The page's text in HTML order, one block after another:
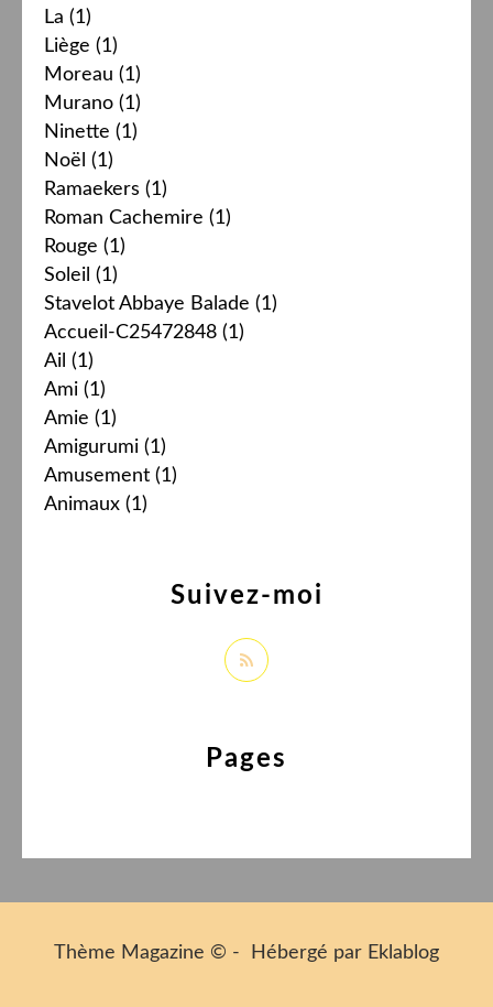
La (1)
Liège (1)
Moreau (1)
Murano (1)
Ninette (1)
Noël (1)
Ramaekers (1)
Roman Cachemire (1)
Rouge (1)
Soleil (1)
Stavelot Abbaye Balade (1)
Accueil-C25472848 (1)
Ail (1)
Ami (1)
Amie (1)
Amigurumi (1)
Amusement (1)
Animaux (1)
Pages
Suivez-moi
Thème Magazine © - Hébergé par Eklablog